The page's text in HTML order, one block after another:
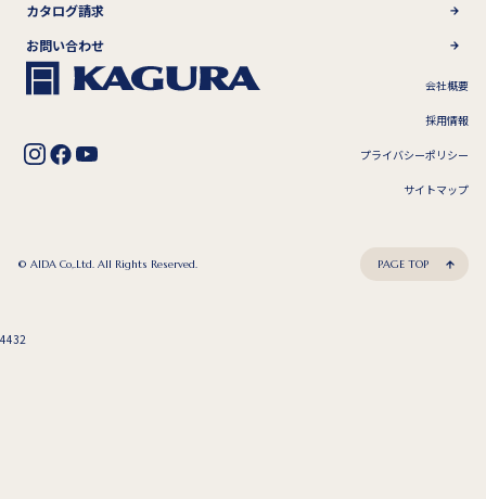
カタログ請求
お問い合わせ
会社概要
採用情報
プライバシーポリシー
サイトマップ
© AIDA Co,.Ltd. All Rights Reserved. PAGE TOP
4432